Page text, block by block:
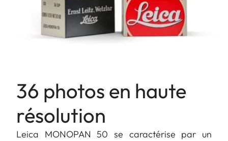
36 photos en haute
résolution
Leica MONOPAN 50 se caractérise par un